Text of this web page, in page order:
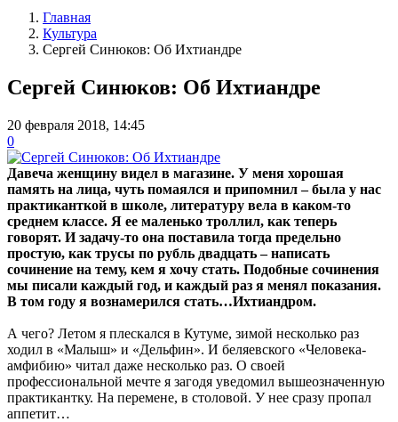
Главная
Культура
Сергей Синюков: Об Ихтиандре
Сергей Синюков: Об Ихтиандре
20 февраля 2018, 14:45
0
Давеча женщину видел в магазине. У меня хорошая
память на лица, чуть помаялся и припомнил – была у нас
практиканткой в школе, литературу вела в каком-то
среднем классе. Я ее маленько троллил, как теперь
говорят. И задачу-то она поставила тогда предельно
простую, как трусы по рубль двадцать – написать
сочинение на тему, кем я хочу стать. Подобные сочинения
мы писали каждый год, и каждый раз я менял показания.
В том году я вознамерился стать…Ихтиандром.
А чего? Летом я плескался в Кутуме, зимой несколько раз
ходил в «Малыш» и «Дельфин». И беляевского «Человека-
амфибию» читал даже несколько раз. О своей
профессиональной мечте я загодя уведомил вышеозначенную
практикантку. На перемене, в столовой. У нее сразу пропал
аппетит…